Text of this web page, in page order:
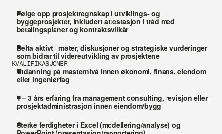
Følge opp prosjektregnskap i utviklings- og
byggeprosjekter, inkludert attestasjon i tråd med
betalingsplaner og kontraktsvilkår
Delta aktivt i møter, diskusjoner og strategiske vurderinger
som bidrar til videreutvikling av prosjektene
KVALIFIKASJONER
Utdanning på masternivå innen økonomi, finans, eiendom
eller ingeniørfag
1 – 3 års erfaring fra management consulting, revisjon eller
prosjektadministrasjon innen eiendom/bygg
Sterke ferdigheter i Excel (modellering/analyse) og